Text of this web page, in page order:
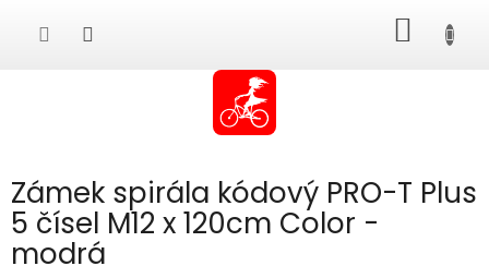
KOŠÍK
Zámek spirála kódový PRO-T Plus
5 čísel M12 x 120cm Color -
modrá